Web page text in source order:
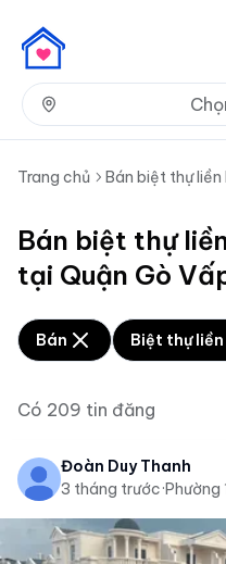
Trang chủ Bán biệt thự liền
Bán biệt thự
tại Quận Gò
Bán Biệt thự liền
Có 209 tin đăng
Đoàn Duy Thanh
3 tháng trước·Phường